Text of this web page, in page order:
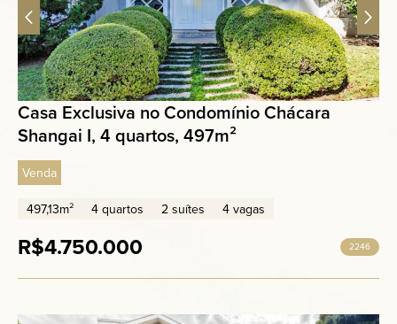
Casa Exclusiva no Condomínio Chácara
Shangai I, 4 quartos, 497m²
Venda
497,13m² 4 quartos 2 suítes 4 vagas
R$4.750.000 2246